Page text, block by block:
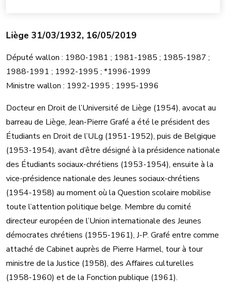
Liège 31/03/1932, 16/05/2019
Député wallon : 1980-1981 ; 1981-1985 ; 1985-1987 ;
1988-1991 ; 1992-1995 ; *1996-1999
Ministre wallon : 1992-1995 ; 1995-1996
Docteur en Droit de l’Université de Liège (1954), avocat au
barreau de Liège, Jean-Pierre Grafé a été le président des
Étudiants en Droit de l’ULg (1951-1952), puis de Belgique
(1953-1954), avant d’être désigné à la présidence nationale
des Étudiants sociaux-chrétiens (1953-1954), ensuite à la
vice-présidence nationale des Jeunes sociaux-chrétiens
(1954-1958) au moment où la Question scolaire mobilise
toute l’attention politique belge. Membre du comité
directeur européen de l’Union internationale des Jeunes
démocrates chrétiens (1955-1961), J-P. Grafé entre comme
attaché de Cabinet auprès de Pierre Harmel, tour à tour
ministre de la Justice (1958), des Affaires culturelles
(1958-1960) et de la Fonction publique (1961).